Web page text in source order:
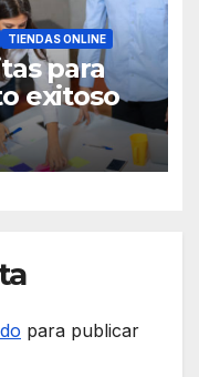
TIENDAS ONLINE
para
exitoso
para publicar